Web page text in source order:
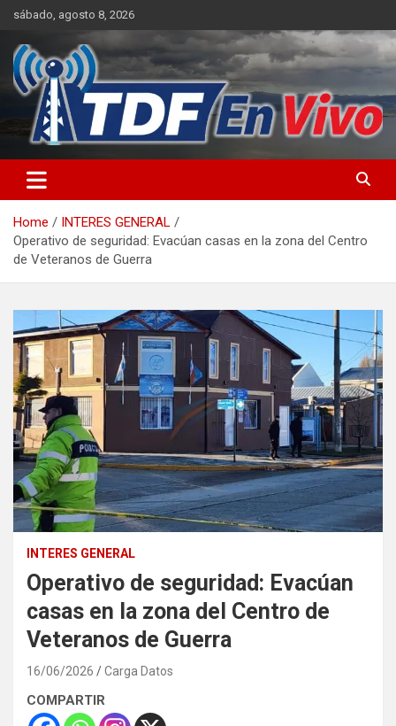
Skip
content
sábado, agosto 8, 2026
Home
INTERES GENERAL
Operativo de seguridad: Evacúan casas en la zona del Centro
de Veteranos de Guerra
INTERES GENERAL
Operativo de seguridad: Evacúan
casas en la zona del Centro de
Veteranos de Guerra
16/06/2026 Carga Datos
COMPARTIR